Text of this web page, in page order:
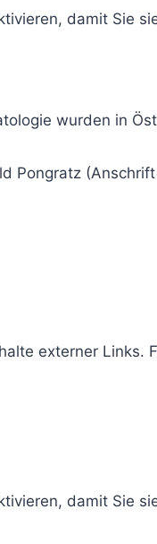
damit Sie
wurden in
Pongratz
externer Links.
damit Sie